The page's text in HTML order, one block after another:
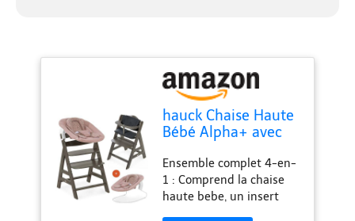
hauck Chaise Haute
Bébé Alpha+ avec
en 1 Charcoal Bambi
Ensemble complet 4-en-
1 : Comprend la chaise
haute bebe, un insert